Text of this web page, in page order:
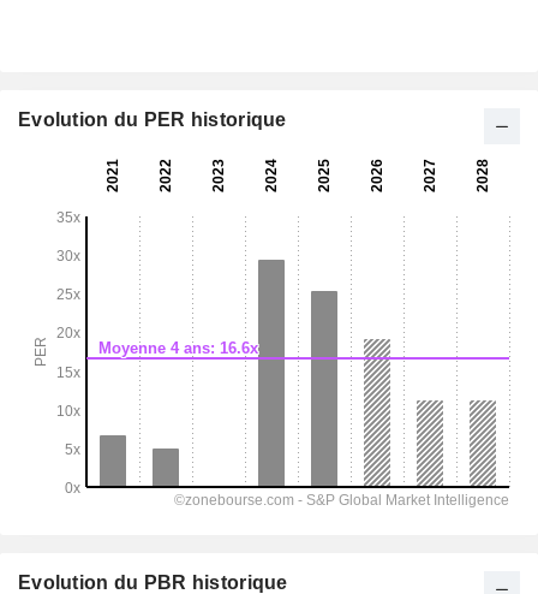
Evolution du PER historique
Evolution du PBR historique